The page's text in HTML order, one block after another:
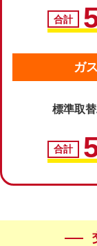
合計
ガ
標準取
合計